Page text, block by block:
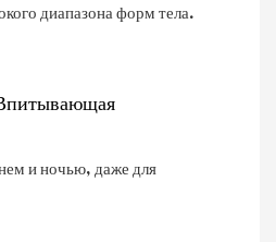
диапазона форм тела.
​​и ночью, даже для